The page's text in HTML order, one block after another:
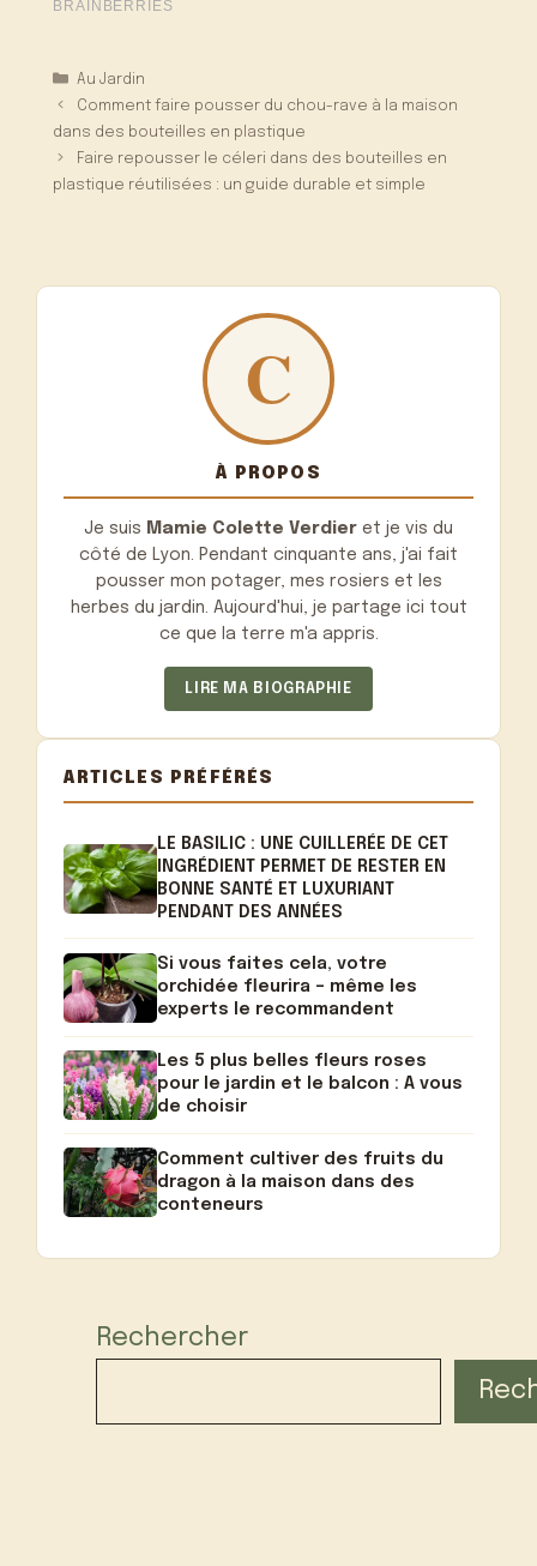
Catégories
Au Jardin
Comment faire pousser du chou-rave à la maison
dans des bouteilles en plastique
Faire repousser le céleri dans des bouteilles en
plastique réutilisées : un guide durable et simple
À PROPOS
Je suis Mamie Colette Verdier et je vis du
côté de Lyon. Pendant cinquante ans, j'ai fait
pousser mon potager, mes rosiers et les
herbes du jardin. Aujourd'hui, je partage ici tout
ce que la terre m'a appris.
LIRE MA BIOGRAPHIE
ARTICLES PRÉFÉRÉS
LE BASILIC : UNE CUILLERÉE DE CET
INGRÉDIENT PERMET DE RESTER EN
BONNE SANTÉ ET LUXURIANT
PENDANT DES ANNÉES
Si vous faites cela, votre
orchidée fleurira – même les
experts le recommandent
Les 5 plus belles fleurs roses
pour le jardin et le balcon : A vous
de choisir
Comment cultiver des fruits du
dragon à la maison dans des
conteneurs
Rechercher